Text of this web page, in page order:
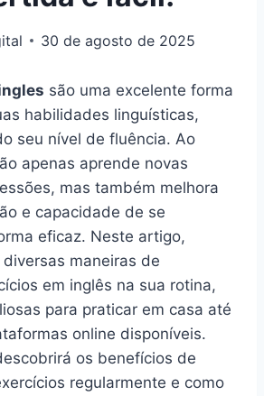
30 de agosto de 2025
são uma excelente forma
habilidades linguísticas,
seu nível de fluência. Ao
apenas aprende novas
mas também melhora
e capacidade de se
eficaz. Neste artigo,
maneiras de
em inglês na sua rotina,
para praticar em casa até
online disponíveis.
os benefícios de
regularmente e como